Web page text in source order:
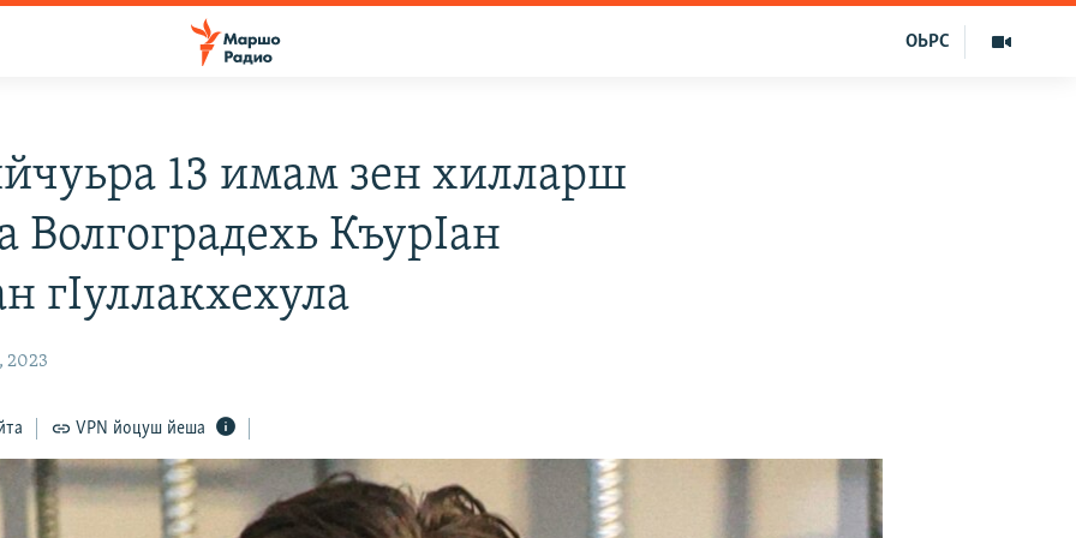
ОЬРС
13 имам зен хилларш
Волгоградехь КъурIан
гIуллакхехула
2023
VPN йоцуш йеша